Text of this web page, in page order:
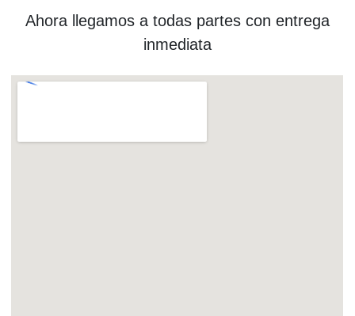
Ahora llegamos a todas partes con entrega
inmediata